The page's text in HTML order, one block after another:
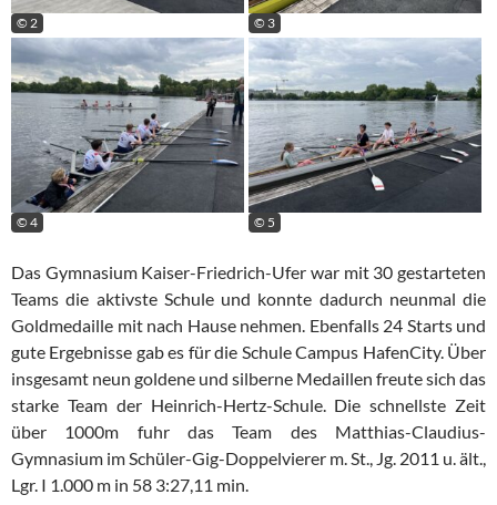
© 2 © 3
© 4 © 5
Das Gymnasium Kaiser-Friedrich-Ufer war mit 30 gestarteten
Teams die aktivste Schule und konnte dadurch neunmal die
Goldmedaille mit nach Hause nehmen. Ebenfalls 24 Starts und
gute Ergebnisse gab es für die Schule Campus HafenCity. Über
insgesamt neun goldene und silberne Medaillen freute sich das
starke Team der Heinrich-Hertz-Schule. Die schnellste Zeit
über 1000m fuhr das Team des Matthias-Claudius-
Gymnasium im Schüler-Gig-Doppelvierer m. St., Jg. 2011 u. ält.,
Lgr. I 1.000 m in 58 3:27,11 min.